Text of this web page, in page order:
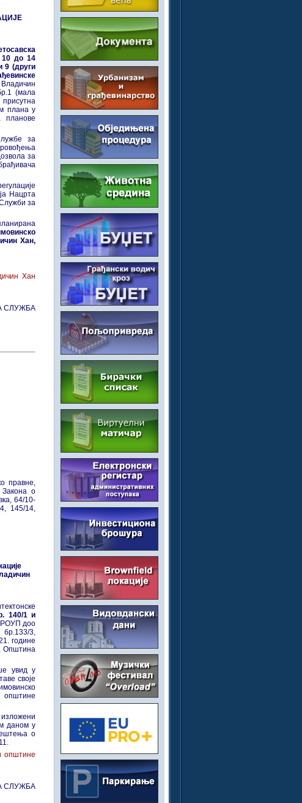
10 до 14
9 (други
(мала
плана у
планове
за
за
Нацрта
за
Хан,
Хан
СЛУЖБА
правне,
о
64/10-
145/14,
140/1 и
доо
3,
године
Општина
увид у
своје
општине
даном у
о
општине
СЛУЖБА